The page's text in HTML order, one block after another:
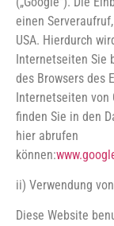
einen
USA. Hierdurch
Internetseiten Sie
des Browsers des
Internetseiten von
finden Sie in den
hier abrufen
können:
ii) Verwendung
Diese Website